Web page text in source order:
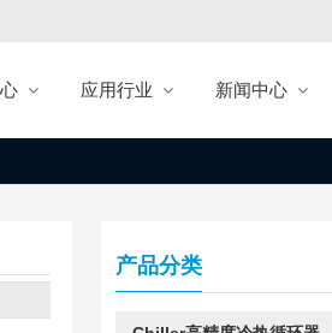
应用行业 新闻中心
产品分类